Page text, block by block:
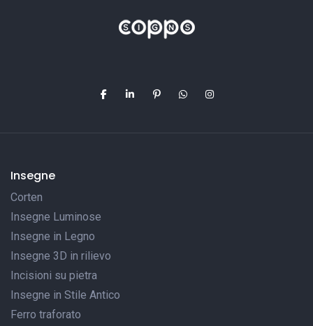
Insegne
Corten
Insegne Luminose
Insegne in Legno
Insegne 3D in rilievo
Incisioni su pietra
Insegne in Stile Antico
Ferro traforato